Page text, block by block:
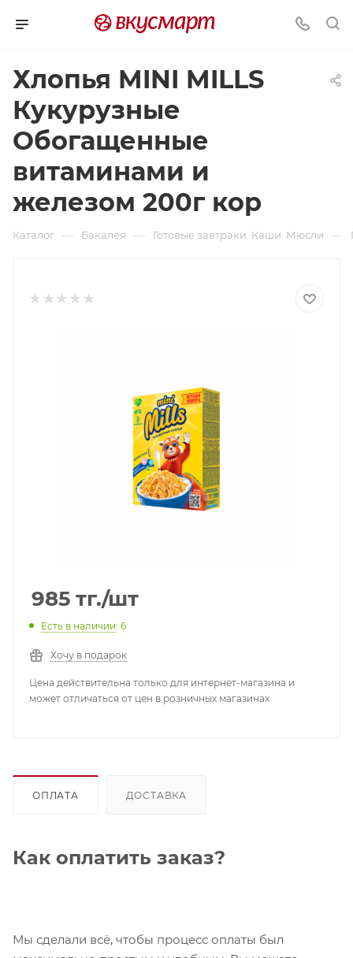
Хлопья MINI MILLS
Кукурузные
Обогащенные
витаминами и
железом 200г кор
Каталог — Бакалея — Готовые завтраки. Каши. Мюсли —
985 тг./шт
Есть в наличии: 6
Хочу в подарок
Цена действительна только для интернет-магазина и
может отличаться от цен в розничных магазинах
ОПЛАТА ДОСТАВКА
Как оплатить заказ?
Мы сделали всё, чтобы процесс оплаты был